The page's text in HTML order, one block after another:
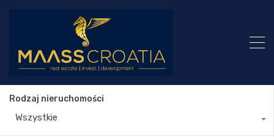
Rodzaj nieruchomości
Wszystkie